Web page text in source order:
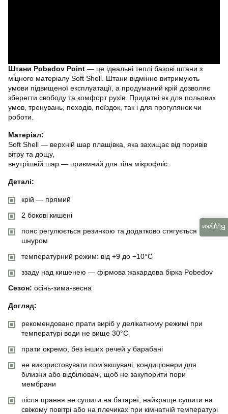
Штани Pobedov Point — це ідеальні теплі базові штани з
міцного матеріалу Soft Shell. Штани відмінно витримують
умови підвищеної експлуатації, а продуманий крій дозволяє
зберегти свободу та комфорт рухів. Придатні як для польових
умов, тренувань, походів, поїздок, так і для прогулянок чи
роботи.
Матеріал:
Soft Shell — верхній шар плащівка, яка захищає від поривів
вітру та дощу,
внутрішній шар — приємний для тіла мікрофліс.
Деталі:
крій — прямий
2 бокові кишені
пояс регулюється резинкою та додатково стягується
шнуром
температурний режим: від +9 до −10°C
ззаду над кишенею — фірмова жакардова бірка Pobedov
Сезон: осінь-зима-весна
Догляд:
рекомендовано прати виріб у делікатному режимі при
температурі води не вище 30°C
прати окремо, без інших речей у барабані
не використовувати пом’якшувачі, кондиціонери для
білизни або відбілювачі, щоб не закупорити пори
мембрани
після прання не сушити на батареї; найкраще сушити на
свіжому повітрі або на плечиках при кімнатній температурі
Відгуки